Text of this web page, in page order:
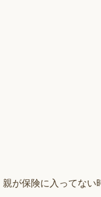
親が保険に入ってない